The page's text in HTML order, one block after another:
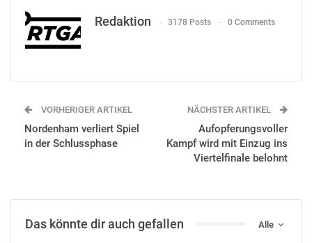
Redaktion 3178 Posts 0 Comments
VORHERIGER ARTIKEL
Nordenham verliert Spiel
in der Schlussphase
NÄCHSTER ARTIKEL
Aufopferungsvoller
Kampf wird mit Einzug ins
Viertelfinale belohnt
Alle
Das könnte dir auch gefallen